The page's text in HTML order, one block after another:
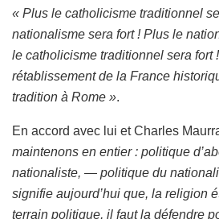
« Plus le catholicisme traditionnel
nationalisme sera fort ! Plus le
le catholicisme traditionnel sera fort
rétablissement de la France
tradition à Rome ».
En accord avec lui et Charles
maintenons en entier : politique
nationaliste, — politique du
signifie aujourd’hui que, la religion
terrain politique, il faut la défendre